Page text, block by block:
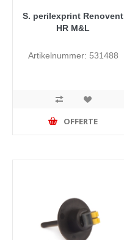
S. perilexprint Renovent
HR M&L
Artikelnummer: 531488
OFFERTE